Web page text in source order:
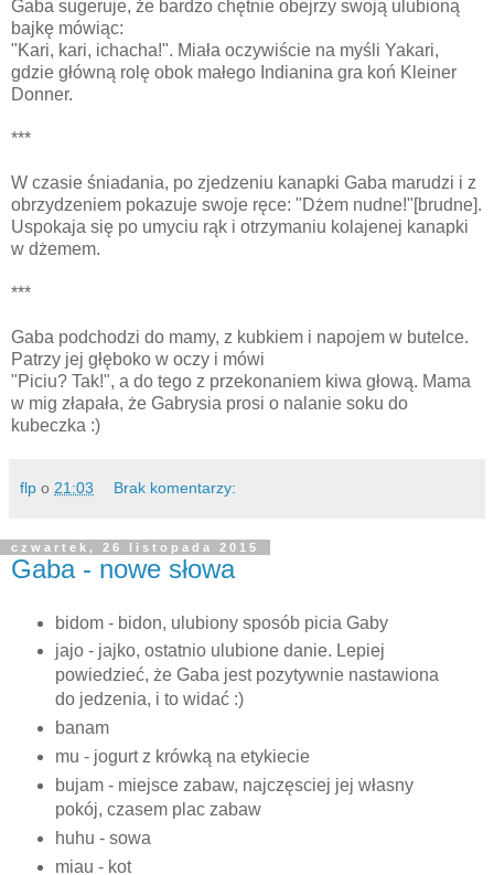
Gaba sugeruje, że bardzo chętnie obejrzy swoją ulubioną
bajkę mówiąc:
"Kari, kari, ichacha!". Miała oczywiście na myśli Yakari,
gdzie główną rolę obok małego Indianina gra koń Kleiner
Donner.
***
W czasie śniadania, po zjedzeniu kanapki Gaba marudzi i z
obrzydzeniem pokazuje swoje ręce: "Dżem nudne!"[brudne].
Uspokaja się po umyciu rąk i otrzymaniu kolajenej kanapki
w dżemem.
***
Gaba podchodzi do mamy, z kubkiem i napojem w butelce.
Patrzy jej głęboko w oczy i mówi
"Piciu? Tak!", a do tego z przekonaniem kiwa głową. Mama
w mig złapała, że Gabrysia prosi o nalanie soku do
kubeczka :)
flp o 21:03 Brak komentarzy:
czwartek, 26 listopada 2015
Gaba - nowe słowa
bidom - bidon, ulubiony sposób picia Gaby
jajo - jajko, ostatnio ulubione danie. Lepiej
powiedzieć, że Gaba jest pozytywnie nastawiona
do jedzenia, i to widać :)
banam
mu - jogurt z krówką na etykiecie
bujam - miejsce zabaw, najczęsciej jej własny
pokój, czasem plac zabaw
huhu - sowa
miau - kot